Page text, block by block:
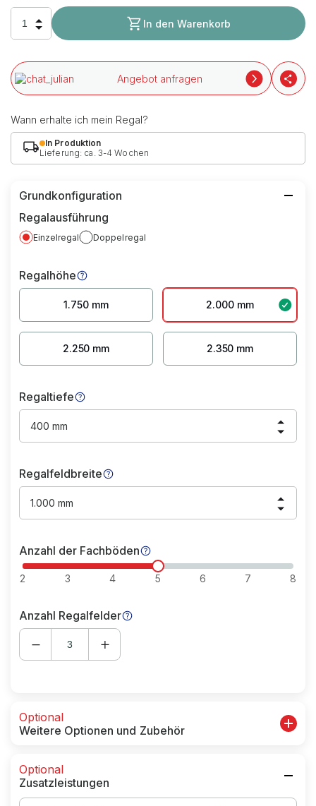
In den Warenkorb
Angebot anfragen
Wann erhalte ich mein Regal?
In Produktion
Lieferung: ca. 3-4 Wochen
Grundkonfiguration
Regalausführung
Einzelregal Doppelregal
Regalhöhe
1.750 mm 2.000 mm
2.250 mm 2.350 mm
Regaltiefe
400 mm
Regalfeldbreite
1.000 mm
Anzahl der Fachböden
2 3 4 5 6 7 8
Anzahl Regalfelder
Optional
Weitere Optionen und Zubehör
Optional
Zusatzleistungen